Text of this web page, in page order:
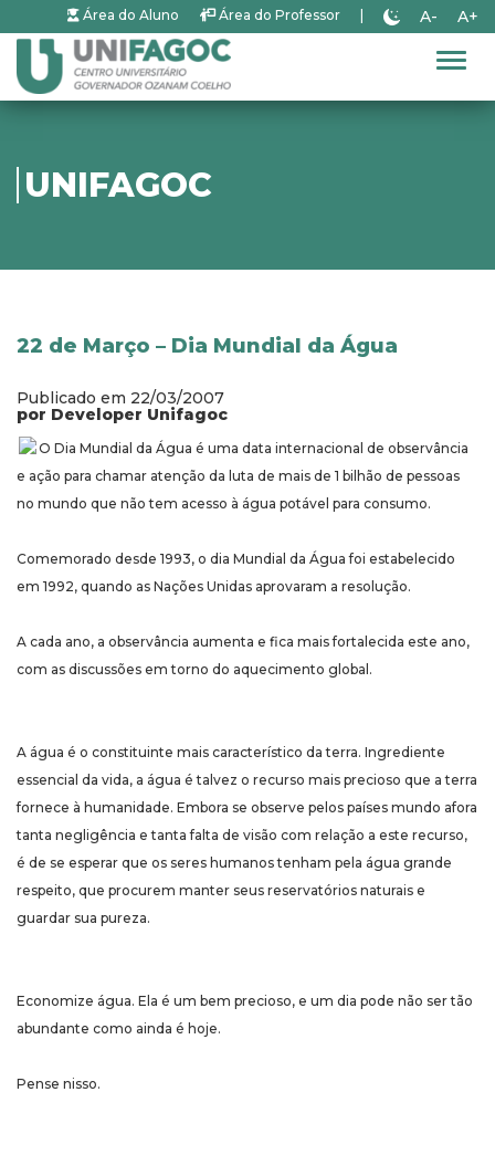
Área do Aluno Área do Professor A- A+
UNIFAGOC
22 de Março – Dia Mundial da Água
Publicado em 22/03/2007
por Developer Unifagoc
O Dia Mundial da Água é uma data internacional de observância
e ação para chamar atenção da luta de mais de 1 bilhão de pessoas
no mundo que não tem acesso à água potável para consumo.
Comemorado desde 1993, o dia Mundial da Água foi estabelecido
em 1992, quando as Nações Unidas aprovaram a resolução.
A cada ano, a observância aumenta e fica mais fortalecida este ano,
com as discussões em torno do aquecimento global.
A água é o constituinte mais característico da terra. Ingrediente
essencial da vida, a água é talvez o recurso mais precioso que a terra
fornece à humanidade. Embora se observe pelos países mundo afora
tanta negligência e tanta falta de visão com relação a este recurso,
é de se esperar que os seres humanos tenham pela água grande
respeito, que procurem manter seus reservatórios naturais e
guardar sua pureza.
Economize água. Ela é um bem precioso, e um dia pode não ser tão
abundante como ainda é hoje.
Pense nisso.